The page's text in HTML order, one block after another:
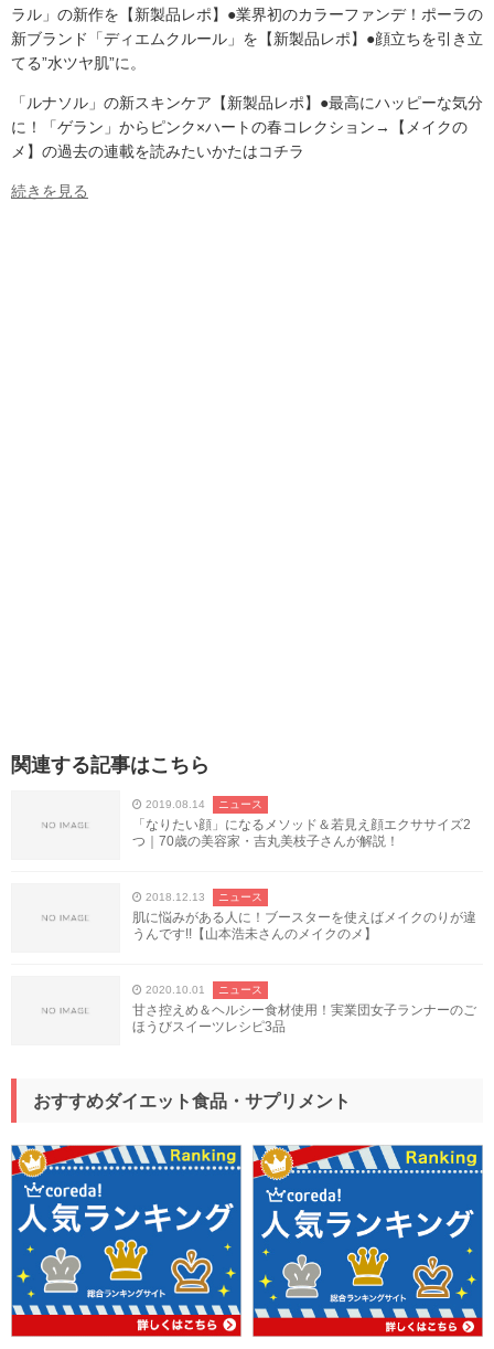
ラル」の新作を【新製品レポ】●業界初のカラーファンデ！ポーラの
新ブランド「ディエムクルール」を【新製品レポ】●顔立ちを引き立
てる”水ツヤ肌”に。
「ルナソル」の新スキンケア【新製品レポ】●最高にハッピーな気分
に！「ゲラン」からピンク×ハートの春コレクション→【メイクの
メ】の過去の連載を読みたいかたはコチラ
続きを見る
関連する記事はこちら
2019.08.14 ニュース
「なりたい顔」になるメソッド＆若見え顔エクササイズ2
つ｜70歳の美容家・吉丸美枝子さんが解説！
2018.12.13 ニュース
肌に悩みがある人に！ブースターを使えばメイクのりが違
うんです!!【山本浩未さんのメイクのメ】
2020.10.01 ニュース
甘さ控えめ＆ヘルシー食材使用！実業団女子ランナーのご
ほうびスイーツレシピ3品
おすすめダイエット食品・サプリメント